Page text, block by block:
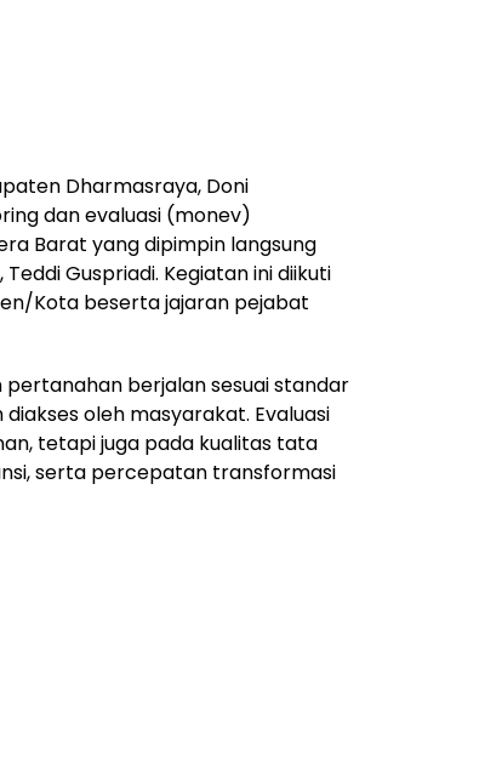
Dharmasraya, Doni
dan evaluasi (monev)
Barat yang dipimpin langsung
Guspriadi. Kegiatan ini diikuti
Kota beserta jajaran pejabat
berjalan sesuai standar
oleh masyarakat. Evaluasi
tetapi juga pada kualitas tata
serta percepatan transformasi